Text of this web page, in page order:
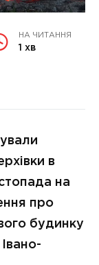
НА ЧИТАННЯ
1 хв
в
на
про
будинку